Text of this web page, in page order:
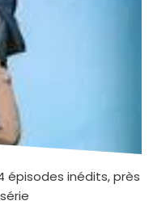
épisodes inédits, près